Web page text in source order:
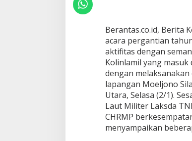
D
A
N
N
Y
A
,
P
A
N
G
L
Berantas.co.id, Berita
acara pergantian
aktifitas dengan
Kolinlamil yang
dengan
lapangan Moeljono
Utara, Selasa (2/1).
Laut Militer Laksda
CHRMP
menyampaikan